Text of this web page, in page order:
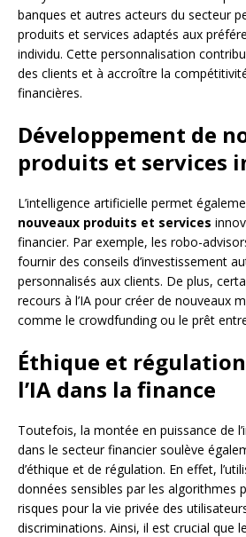
banques et autres acteurs du secteur
produits et services adaptés aux
individu. Cette personnalisation
des clients et à accroître la
financières.
Développement de
produits et services
L’intelligence artificielle permet
nouveaux produits et services
financier. Par exemple, les robo-
fournir des conseils d’investissement
personnalisés aux clients. De plus,
recours à l’IA pour créer de nouveaux
comme le crowdfunding ou le prêt
Éthique et
l’IA dans la finance
Toutefois, la montée en puissance de
dans le secteur financier soulève
d’éthique et de régulation. En effet,
données sensibles par les algorithmes
risques pour la vie privée des
discriminations. Ainsi, il est crucial que